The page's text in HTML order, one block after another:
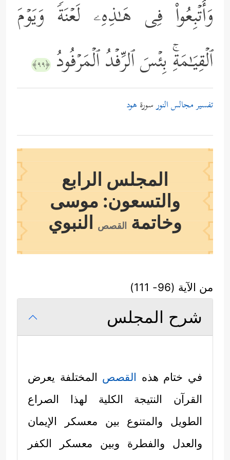
وَأُتۡبِعُواْ فِی هَـٰذِهِۦ لَعۡنَةࣰ وَیَوۡمَ
ٱلۡقِیَـٰمَةِۚ بِئۡسَ ٱلرِّفۡدُ ٱلۡمَرۡفُودُ ﴿٩٩﴾
تفسير مجالس النورسورة هود
المجلس الرابع
والتسعون: موسى
وخاتمة
القصص النبوي
من الآية (96- 111)
شرح المجلس
في ختام هذه القصص المختلفة يعرض
القرآن النتيجة الكلية لهذا الصراع
الطويل والمتنوع بين معسكر الإيمان
والعدل والفطرة وبين معسكر الكفر